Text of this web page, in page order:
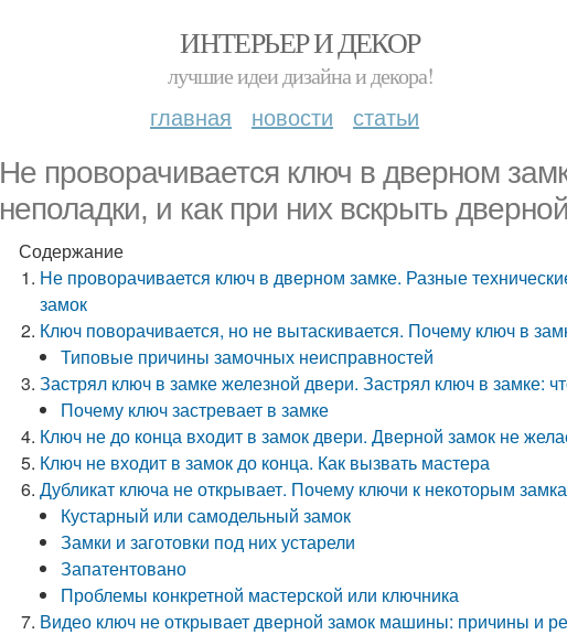
ИНТЕРЬЕР И ДЕКОР
лучшие идеи дизайна и декора!
главная новости статьи
Не проворачивается ключ в дверном
неполадки, и как при них вскрыть
Содержание
Не проворачивается ключ в дверном замке. Разные
замок
Ключ поворачивается, но не вытаскивается. Почему ключ в
Типовые причины замочных неисправностей
Застрял ключ в замке железной двери. Застрял ключ в замке:
Почему ключ застревает в замке
Ключ не до конца входит в замок двери. Дверной замок не
Ключ не входит в замок до конца. Как вызвать мастера
Дубликат ключа не открывает. Почему ключи к некоторым
Кустарный или самодельный замок
Замки и заготовки под них устарели
Запатентовано
Проблемы конкретной мастерской или ключника
Видео ключ не открывает дверной замок машины: причины и